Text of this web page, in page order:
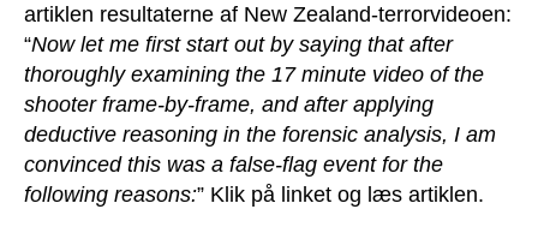
artiklen resultaterne af New Zealand-terrorvideoen:
“Now let me first start out by saying that after
thoroughly examining the 17 minute video of the
shooter frame-by-frame, and after applying
deductive reasoning in the forensic analysis, I am
convinced this was a false-flag event for the
following reasons:” Klik på linket og læs artiklen.